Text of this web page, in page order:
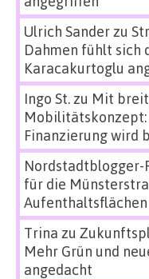
Ulrich Sanderzu
Dahmen fühlt sich
Karacakurtoglu
Ingo St.zu Mit
Finanzierung wird
Nordstadtblogger-
für die
Trina zu
Mehr Grün und
angedacht